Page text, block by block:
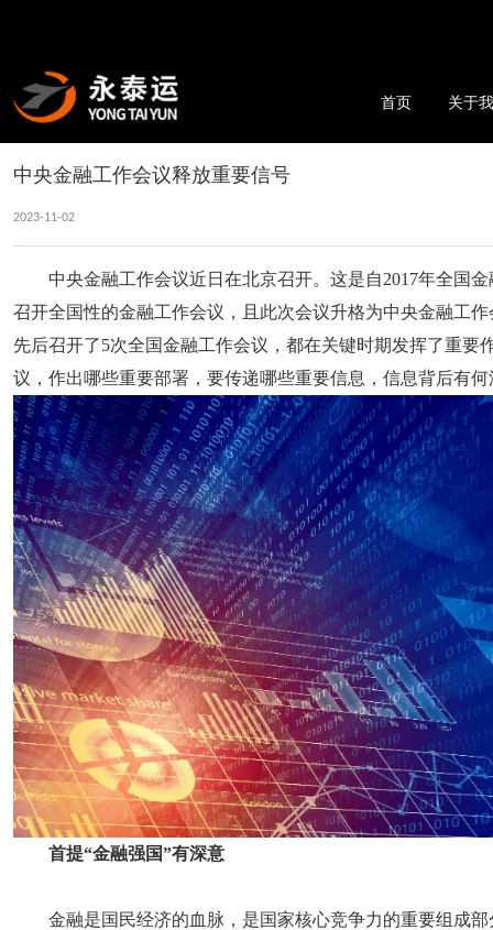
首页 关于
中央金融工作会议释放重要信号
2023-11-02
中央金融工作会议近日在北京召开。这是自2017年全国
召开全国性的金融工作会议，且此次会议升格为中央金融工作
先后召开了5次全国金融工作会议，都在关键时期发挥了重要
议，作出哪些重要部署，要传递哪些重要信息，信息背后有何
首提“金融强国”有深意
金融是国民经济的血脉，是国家核心竞争力的重要组成